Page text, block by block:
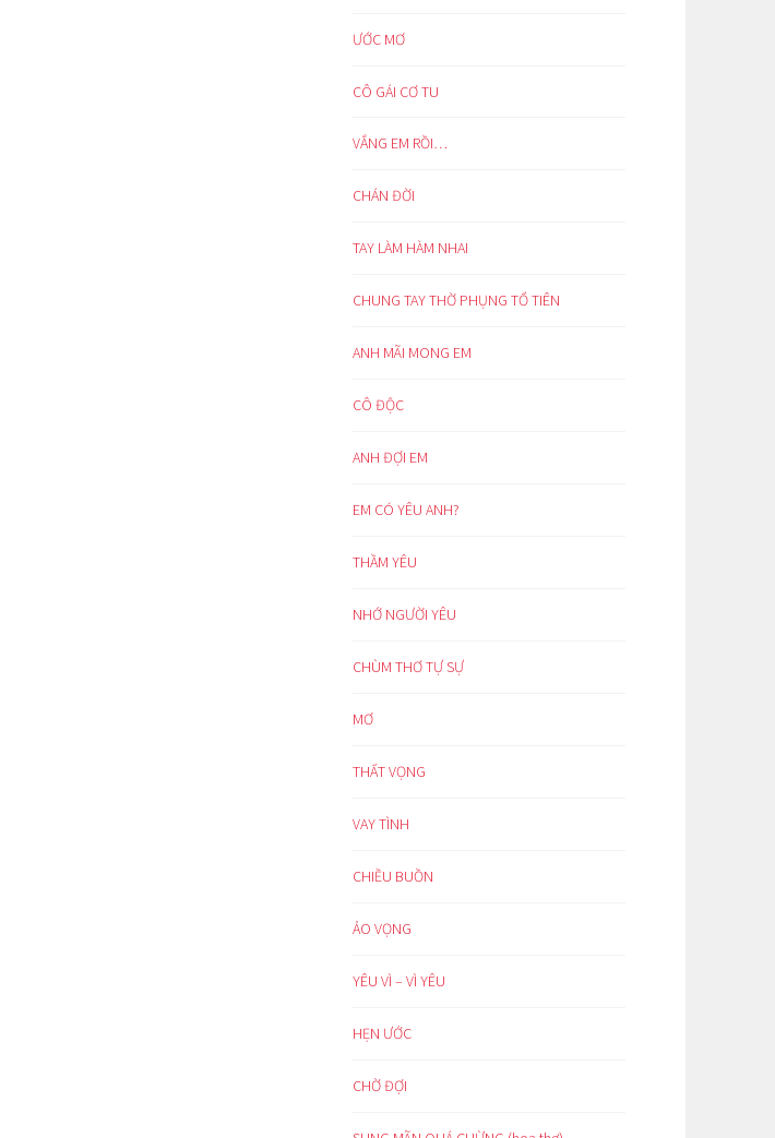
ƯỚC MƠ
CÔ GÁI CƠ TU
VẮNG EM RỒI…
CHÁN ĐỜI
TAY LÀM HÀM NHAI
CHUNG TAY THỜ PHỤNG TỔ TIÊN
ANH MÃI MONG EM
CÔ ĐỘC
ANH ĐỢI EM
EM CÓ YÊU ANH?
THẦM YÊU
NHỚ NGƯỜI YÊU
CHÙM THƠ TỰ SỰ
MƠ
THẤT VỌNG
VAY TÌNH
CHIỀU BUỒN
ẢO VỌNG
YÊU VÌ – VÌ YÊU
HẸN ƯỚC
CHỜ ĐỢI